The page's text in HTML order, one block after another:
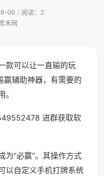
06｜阅读：2
禾网
款可以让一直输的玩
赢辅助神器，有需要的
进群获取软
为“必赢”。其操作方式
以自定义手机打牌系统